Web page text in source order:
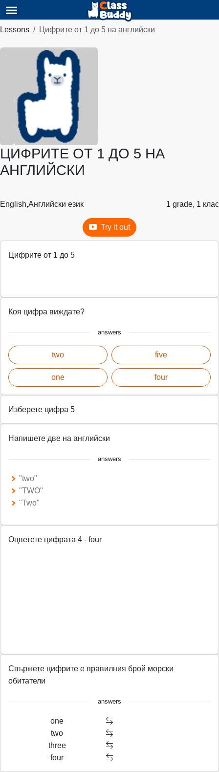
Lessons Цифрите от 1 до 5 на английски
ЦИФРИТЕ ОТ 1 ДО 5 НА
АНГЛИЙСКИ
English,Английски език 1 grade, 1 клас
Try it out
Цифрите от 1 до 5
Коя цифра виждате?
answers
two
one
five
four
Изберете цифра 5
Напишете две на английски
answers
"two"
"TWO"
"Two"
Оцветете цифрата 4 - four
Свържете цифрите е правилния брой морски
обитатели
answers
one
two
three
four